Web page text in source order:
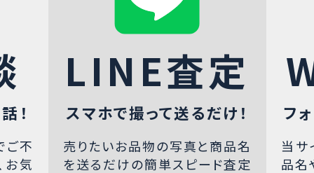
！
ご不
お気
LINE査定
スマホで撮って送るだけ！
売りたいお品物の写真と商品名
を送るだけの簡単スピード査定
フ
当サ
品名